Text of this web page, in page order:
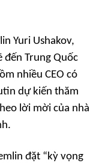
Yuri Ushakov,
đến Trung Quốc
nhiều CEO có
dự kiến thăm
lời mời của nhà
đặt “kỳ vọng